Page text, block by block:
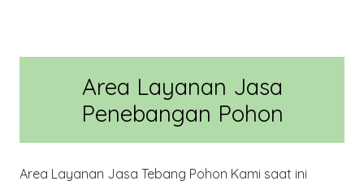
Area Layanan Jasa
Penebangan Pohon
Area Layanan Jasa Tebang Pohon Kami saat ini